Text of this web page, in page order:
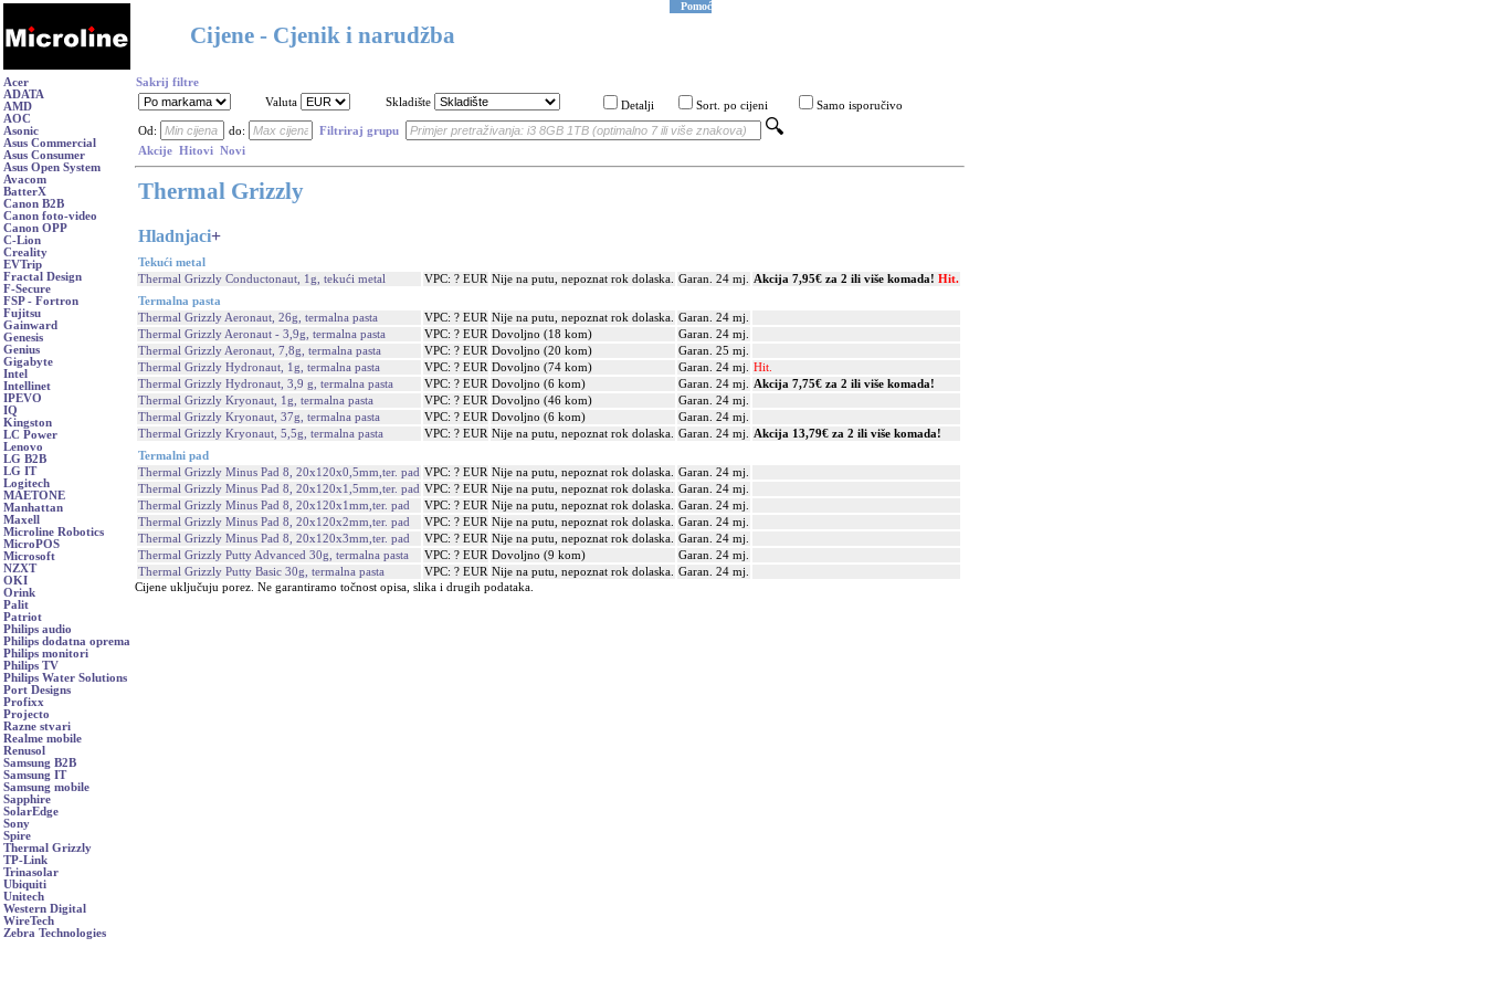
Cijene - Cjenik i narudžba
Pomoć
Acer
ADATA
AMD
AOC
Asonic
Asus Commercial
Asus Consumer
Asus Open System
Avacom
BatterX
Canon B2B
Canon foto-video
Canon OPP
C-Lion
Creality
EVTrip
Fractal Design
F-Secure
FSP - Fortron
Fujitsu
Gainward
Genesis
Genius
Gigabyte
Intel
Intellinet
IPEVO
IQ
Kingston
LC Power
Lenovo
LG B2B
LG IT
Logitech
MAETONE
Manhattan
Maxell
Microline Robotics
MicroPOS
Microsoft
NZXT
OKI
Orink
Palit
Patriot
Philips audio
Philips dodatna oprema
Philips monitori
Philips TV
Philips Water Solutions
Port Designs
Profixx
Projecto
Razne stvari
Realme mobile
Renusol
Samsung B2B
Samsung IT
Samsung mobile
Sapphire
SolarEdge
Sony
Spire
Thermal Grizzly
TP-Link
Trinasolar
Ubiquiti
Unitech
Western Digital
WireTech
Zebra Technologies
Sakrij filtre
Valuta
Skladište Detalji Sort. po cijeni Samo isporučivo
Od: do:
Filtriraj grupu
Akcije Hitovi Novi
Thermal Grizzly
Hladnjaci+
Tekući metal
Thermal Grizzly Conductonaut, 1g, tekući metal
VPC: ? EUR Nije na putu, nepoznat rok dolaska. Garan. 24 mj. Akcija 7,95€ za 2 ili više komada! Hit.
Termalna pasta
Thermal Grizzly Aeronaut, 26g, termalna pasta
VPC: ? EUR Nije na putu, nepoznat rok dolaska.
Garan. 24 mj.
Thermal Grizzly Aeronaut - 3,9g, termalna pasta
VPC: ? EUR Dovoljno (18 kom)
Garan. 24 mj.
Thermal Grizzly Aeronaut, 7,8g, termalna pasta
VPC: ? EUR Dovoljno (20 kom)
Garan. 25 mj.
Thermal Grizzly Hydronaut, 1g, termalna pasta
VPC: ? EUR Dovoljno (74 kom) Garan. 24 mj.
Hit.
Thermal Grizzly Hydronaut, 3,9 g, termalna pasta
VPC: ? EUR Dovoljno (6 kom) Garan. 24 mj.
Akcija 7,75€ za 2 ili više komada!
Thermal Grizzly Kryonaut, 1g, termalna pasta
VPC: ? EUR Dovoljno (46 kom)
Garan. 24 mj.
Thermal Grizzly Kryonaut, 37g, termalna pasta
VPC: ? EUR Dovoljno (6 kom)
Garan. 24 mj.
Thermal Grizzly Kryonaut, 5,5g, termalna pasta
VPC: ? EUR Nije na putu, nepoznat rok dolaska. Garan. 24 mj.
Akcija 13,79€ za 2 ili više komada!
Termalni pad
Thermal Grizzly Minus Pad 8, 20x120x0,5mm,ter. pad VPC: ? EUR Nije na putu, nepoznat rok dolaska.
Garan. 24 mj.
Thermal Grizzly Minus Pad 8, 20x120x1,5mm,ter. pad VPC: ? EUR Nije na putu, nepoznat rok dolaska.
Garan. 24 mj.
Thermal Grizzly Minus Pad 8, 20x120x1mm,ter. pad
VPC: ? EUR Nije na putu, nepoznat rok dolaska.
Garan. 24 mj.
Thermal Grizzly Minus Pad 8, 20x120x2mm,ter. pad
VPC: ? EUR Nije na putu, nepoznat rok dolaska.
Garan. 24 mj.
Thermal Grizzly Minus Pad 8, 20x120x3mm,ter. pad
VPC: ? EUR Nije na putu, nepoznat rok dolaska.
Garan. 24 mj.
Thermal Grizzly Putty Advanced 30g, termalna pasta
VPC: ? EUR Dovoljno (9 kom)
Garan. 24 mj.
Thermal Grizzly Putty Basic 30g, termalna pasta
VPC: ? EUR Nije na putu, nepoznat rok dolaska.
Garan. 24 mj.
Cijene uključuju porez. Ne garantiramo točnost opisa, slika i drugih podataka.